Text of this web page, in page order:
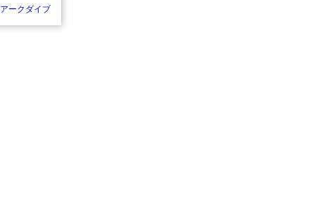
アークダイブ